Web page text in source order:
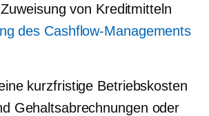
von Kreditmitteln
des Cashflow-Managements
kurzfristige Betriebskosten
Gehaltsabrechnungen oder